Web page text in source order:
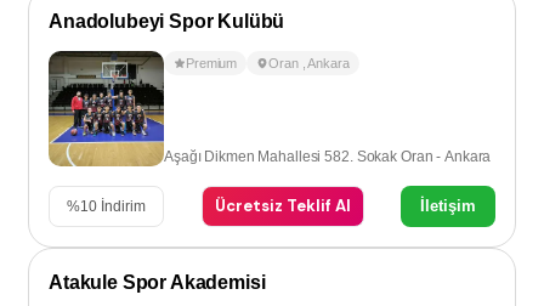
Anadolubeyi Spor Kulübü
Premium Oran ,Ankara
Aşağı Dikmen Mahallesi 582. Sokak Oran - Ankara
%10 İndirim Ücretsiz Teklif Al İletişim
Atakule Spor Akademisi